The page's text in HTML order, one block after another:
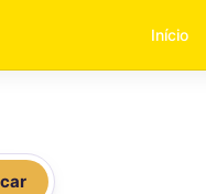
Início